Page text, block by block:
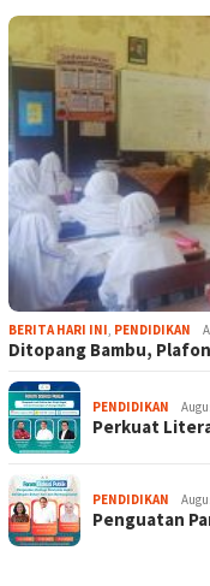
BERITA HARI INI, PENDIDIKAN
Ditopang Bambu,
PENDIDIKAN
Perkuat
PENDIDIKAN
Penguatan